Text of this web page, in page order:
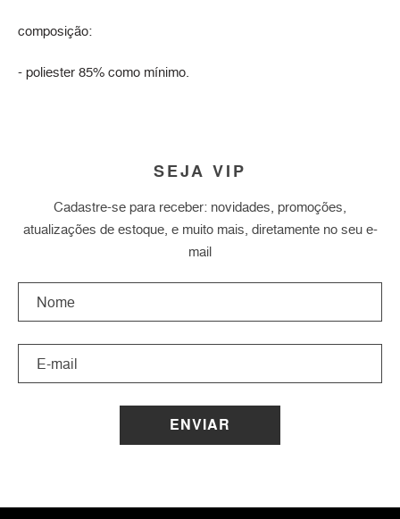
composição:
- poliester 85% como mínimo.
SEJA VIP
Cadastre-se para receber: novidades, promoções,
atualizações de estoque, e muito mais, diretamente no seu e-
mail
ENVIAR